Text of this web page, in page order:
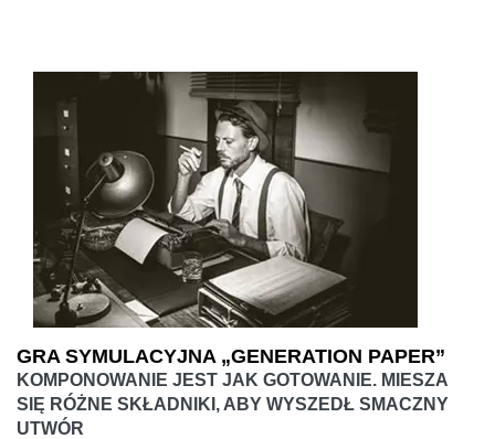
GRA SYMULACYJNA „GENERATION PAPER”
KOMPONOWANIE JEST JAK GOTOWANIE. MIESZA
SIĘ RÓŻNE SKŁADNIKI, ABY WYSZEDŁ SMACZNY
UTWÓR